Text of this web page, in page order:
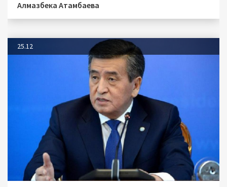
Алмазбека Атамбаева
25.12